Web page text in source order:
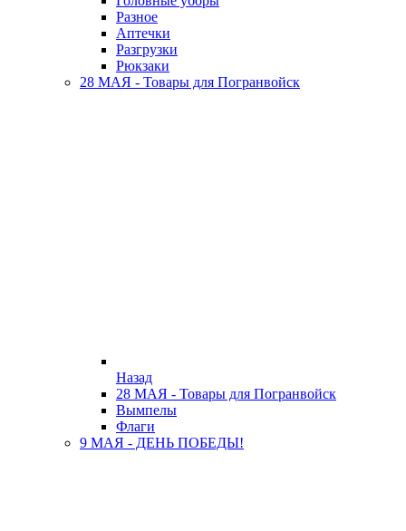
Разное
Аптечки
Разгрузки
Рюкзаки
28 МАЯ - Товары для Погранвойск
Назад
28 МАЯ - Товары для Погранвойск
Вымпелы
Флаги
9 МАЯ - ДЕНЬ ПОБЕДЫ!